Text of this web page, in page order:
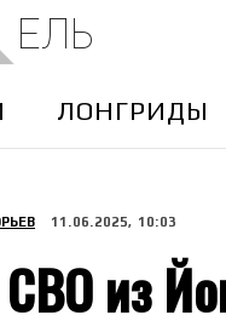
ЕЛЬ
ЛОНГРИДЫ
11.06.2025, 10:03
СВО из